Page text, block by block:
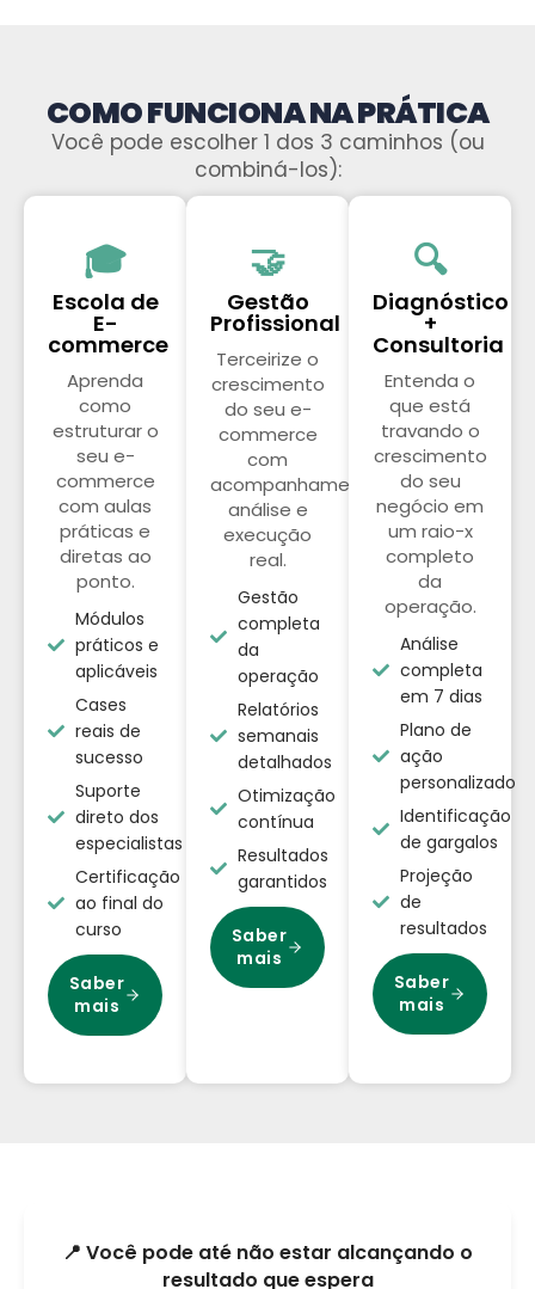
COMO FUNCIONA NA PRÁTICA
Você pode escolher 1 dos 3 caminhos (ou
combiná-los):
🎓
Escola de
E-
commerce
Aprenda
como
estruturar o
seu e-
commerce
com aulas
práticas e
diretas ao
ponto.
Módulos
práticos e
aplicáveis
Cases
reais de
sucesso
Suporte
direto dos
especialistas
Certificação
ao final do
curso
Saber
mais
🤝
Gestão
Profissional
Terceirize o
crescimento
do seu e-
commerce
com
acompanhamento,
análise e
execução
real.
Gestão
completa
da
operação
Relatórios
semanais
detalhados
Otimização
contínua
Resultados
garantidos
Saber
mais
🔍
Diagnóstico
+
Consultoria
Entenda o
que está
travando o
crescimento
do seu
negócio em
um raio-x
completo
da
operação.
Análise
completa
em 7 dias
Plano de
ação
personalizado
Identificação
de gargalos
Projeção
de
resultados
Saber
mais
📍 Você pode até não estar alcançando o
resultado que espera